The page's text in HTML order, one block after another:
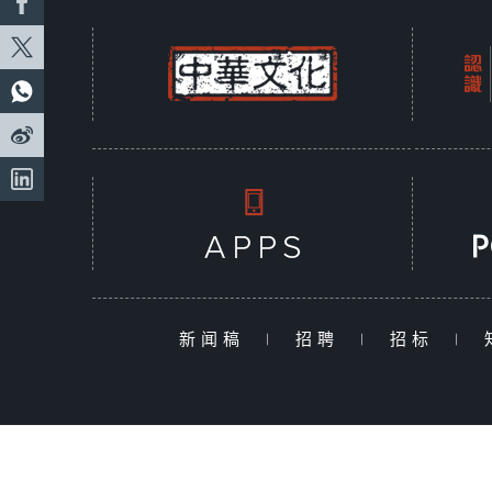
新闻稿 | 招聘 | 招标 |